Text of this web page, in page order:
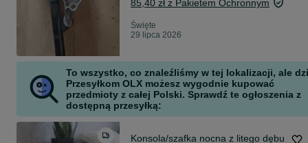
85,40 zł z Pakietem Ochronnym
Święte
29 lipca 2026
To wszystko, co znaleźliśmy w tej lokalizacji, ale
Przesyłkom OLX możesz wygodnie kupować
przedmioty z całej Polski. Sprawdź te ogłoszenia z
dostępną przesyłką:
Konsola/szafka nocna z litego dębu